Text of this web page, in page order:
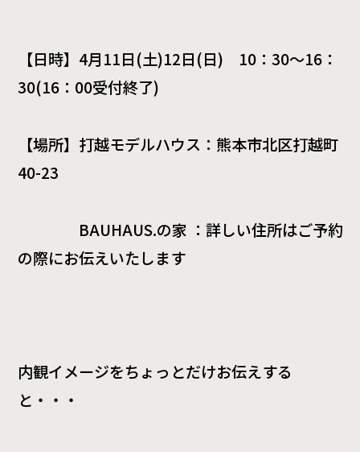
【日時】 4月11日(土)12日(日) 10： 30～16：
30(16： 00受付終了)
【場所】打越モデルハウス：熊本市北区打越町
40-23
BAUHAUS.の家 ：詳しい住所はご予約
の際にお伝えいたします
内観イメージをちょっとだけお伝えする
と・・・